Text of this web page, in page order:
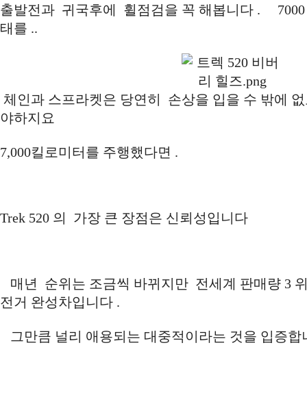
출발전과 귀국후에 휠점검을 꼭 해봅니다 . 7000
태를 ..
체인과 스프라켓은 당연히 손상을 입을 수 밖에
야하지요
7,000킬로미터를 주행했다면 .
Trek 520 의 가장 큰 장점은 신뢰성입니다
매년 순위는 조금씩 바뀌지만 전세계 판매량 3
전거 완성차입니다 .
그만큼 널리 애용되는 대중적이라는 것을 입증